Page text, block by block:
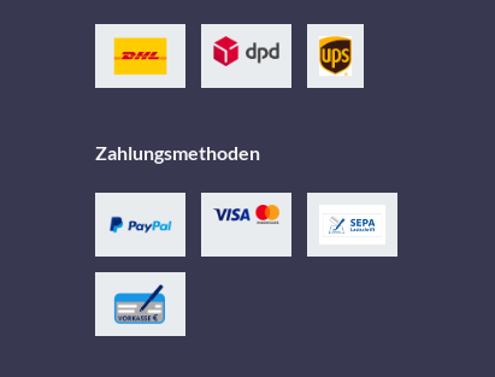
Zahlungsmethoden